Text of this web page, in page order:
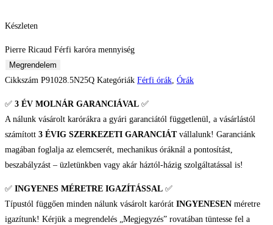
Készleten
Pierre Ricaud Férfi karóra mennyiség
Megrendelem
Cikkszám P91028.5N25Q Kategóriák Férfi órák, Órák
✅ 3 ÉV MOLNÁR GARANCIÁVAL ✅
A nálunk vásárolt karórákra a gyári garanciától függetlenül, a vásárlástól
számított 3 ÉVIG SZERKEZETI GARANCIÁTvállalunk! Garanciánk
magában foglalja az elemcserét, mechanikus óráknál a pontosítást,
beszabályzást – üzletünkben vagy akár háztól-házig szolgáltatással is!
✅ INGYENES MÉRETRE IGAZÍTÁSSAL ✅
Típustól függően minden nálunk vásárolt karórát INGYENESEN méretre
igazítunk! Kérjük a megrendelés „Megjegyzés” rovatában tüntesse fel a